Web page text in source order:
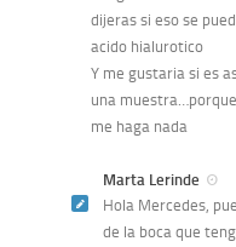
dijeras si eso se
acido hialurotico
Y me gustaria si es
una
me haga nada
Marta Lerinde
Hola Mercedes,
de la boca que